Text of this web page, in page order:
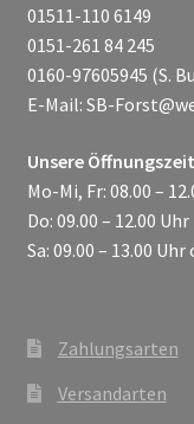
01511-110 6149
0151-261 84 245
0160-97605945 (S.
E-Mail: SB-
Unsere
Mo-Mi, Fr: 08.00 –
Do: 09.00 – 12.00
Sa: 09.00 – 13.00
Zahlungsarten
Versandarten